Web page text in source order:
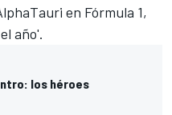
en Fórmula 1,
año'.
los héroes